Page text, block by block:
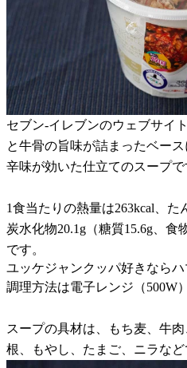
セブン-イレブンのウェブサイ
と牛骨の旨味が詰まったベー
辛味が効いた仕立てのスープで
1食当たりの熱量は263kcal、た
炭水化物20.1g（糖質15.6g、食
です。
ユッケジャンクッパ好きならハ
調理方法は電子レンジ（500W
スープの具材は、もち麦、牛
根、もやし、たまご、ニラなど